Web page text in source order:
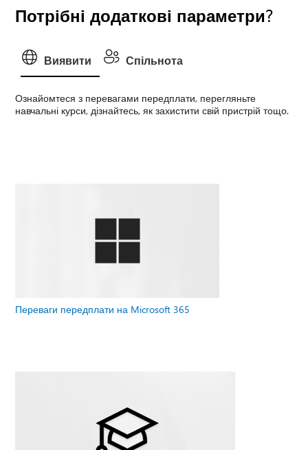
Потрібні додаткові параметри?
Виявити Спільнота
Ознайомтеся з перевагами передплати, перегляньте
навчальні курси, дізнайтесь, як захистити свій пристрій тощо.
Переваги передплати на Microsoft 365